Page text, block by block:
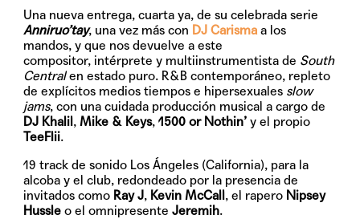
Una nueva entrega, cuarta ya, de su celebrada serie
Anniruo’tay, una vez más con DJ Carisma a los
mandos, y que nos devuelve a este
compositor, intérprete y multiinstrumentista de South
Centralen estado puro. R&B contemporáneo, repleto
de explícitos medios tiempos e hipersexuales slow
jams, con una cuidada producción musical a cargo de
DJ Khalil, Mike & Keys,1500 or Nothin’ y el propio
TeeFlii.
19 track de sonido Los Ángeles (California), para la
alcoba y el club, redondeado por la presencia de
invitados como Ray J, Kevin McCall, el rapero Nipsey
Hussle o el omnipresenteJeremih.